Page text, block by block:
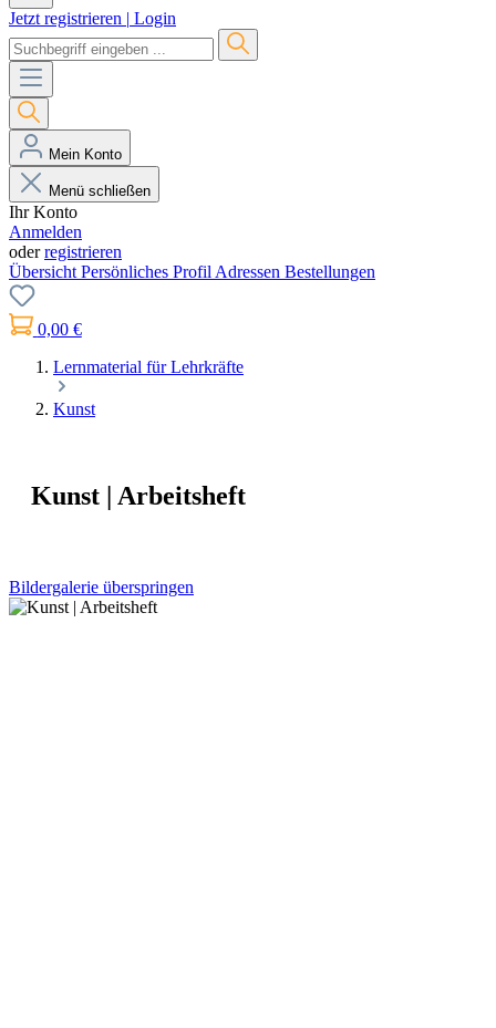
Jetzt registrieren | Login
Mein Konto
Menü schließen
Ihr Konto
Anmelden
oderregistrieren
Übersicht Persönliches Profil Adressen Bestellungen
0,00 €
Lernmaterial für Lehrkräfte
Kunst
Kunst | Arbeitsheft
Bildergalerie überspringen